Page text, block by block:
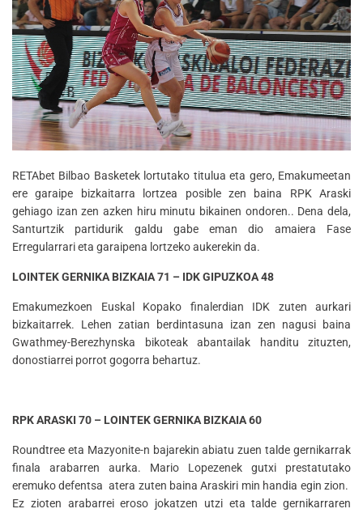
RETAbet Bilbao Basketek lortutako titulua eta gero, Emakumeetan
ere garaipe bizkaitarra lortzea posible zen baina RPK Araski
gehiago izan zen azken hiru minutu bikainen ondoren.. Dena dela,
Santurtzik partidurik galdu gabe eman dio amaiera Fase
Erregularrari eta garaipena lortzeko aukerekin da.
LOINTEK GERNIKA BIZKAIA 71 – IDK GIPUZKOA 48
Emakumezkoen Euskal Kopako finalerdian IDK zuten aurkari
bizkaitarrek. Lehen zatian berdintasuna izan zen nagusi baina
Gwathmey-Berezhynska bikoteak abantailak handitu zituzten,
donostiarrei porrot gogorra behartuz.
RPK ARASKI 70 – LOINTEK GERNIKA BIZKAIA 60
Roundtree eta Mazyonite-n bajarekin abiatu zuen talde gernikarrak
finala arabarren aurka. Mario Lopezenek gutxi prestatutako
eremuko defentsa atera zuten baina Araskiri min handia egin zion.
Ez zioten arabarrei eroso jokatzen utzi eta talde gernikarraren